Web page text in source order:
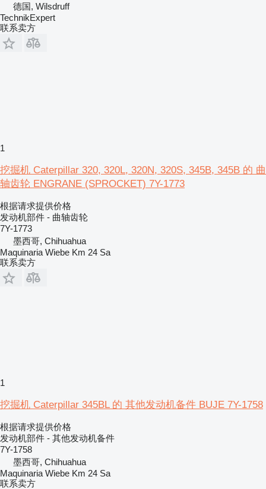
德国, Wilsdruff
TechnikExpert
联系卖方
1
挖掘机 Caterpillar 320, 320L, 320N, 320S, 345B, 345B 的 曲
轴齿轮 ENGRANE (SPROCKET) 7Y-1773
根据请求提供价格
发动机部件 - 曲轴齿轮
7Y-1773
墨西哥, Chihuahua
Maquinaria Wiebe Km 24 Sa
联系卖方
1
挖掘机 Caterpillar 345BL 的 其他发动机备件 BUJE 7Y-1758
根据请求提供价格
发动机部件 - 其他发动机备件
7Y-1758
墨西哥, Chihuahua
Maquinaria Wiebe Km 24 Sa
联系卖方